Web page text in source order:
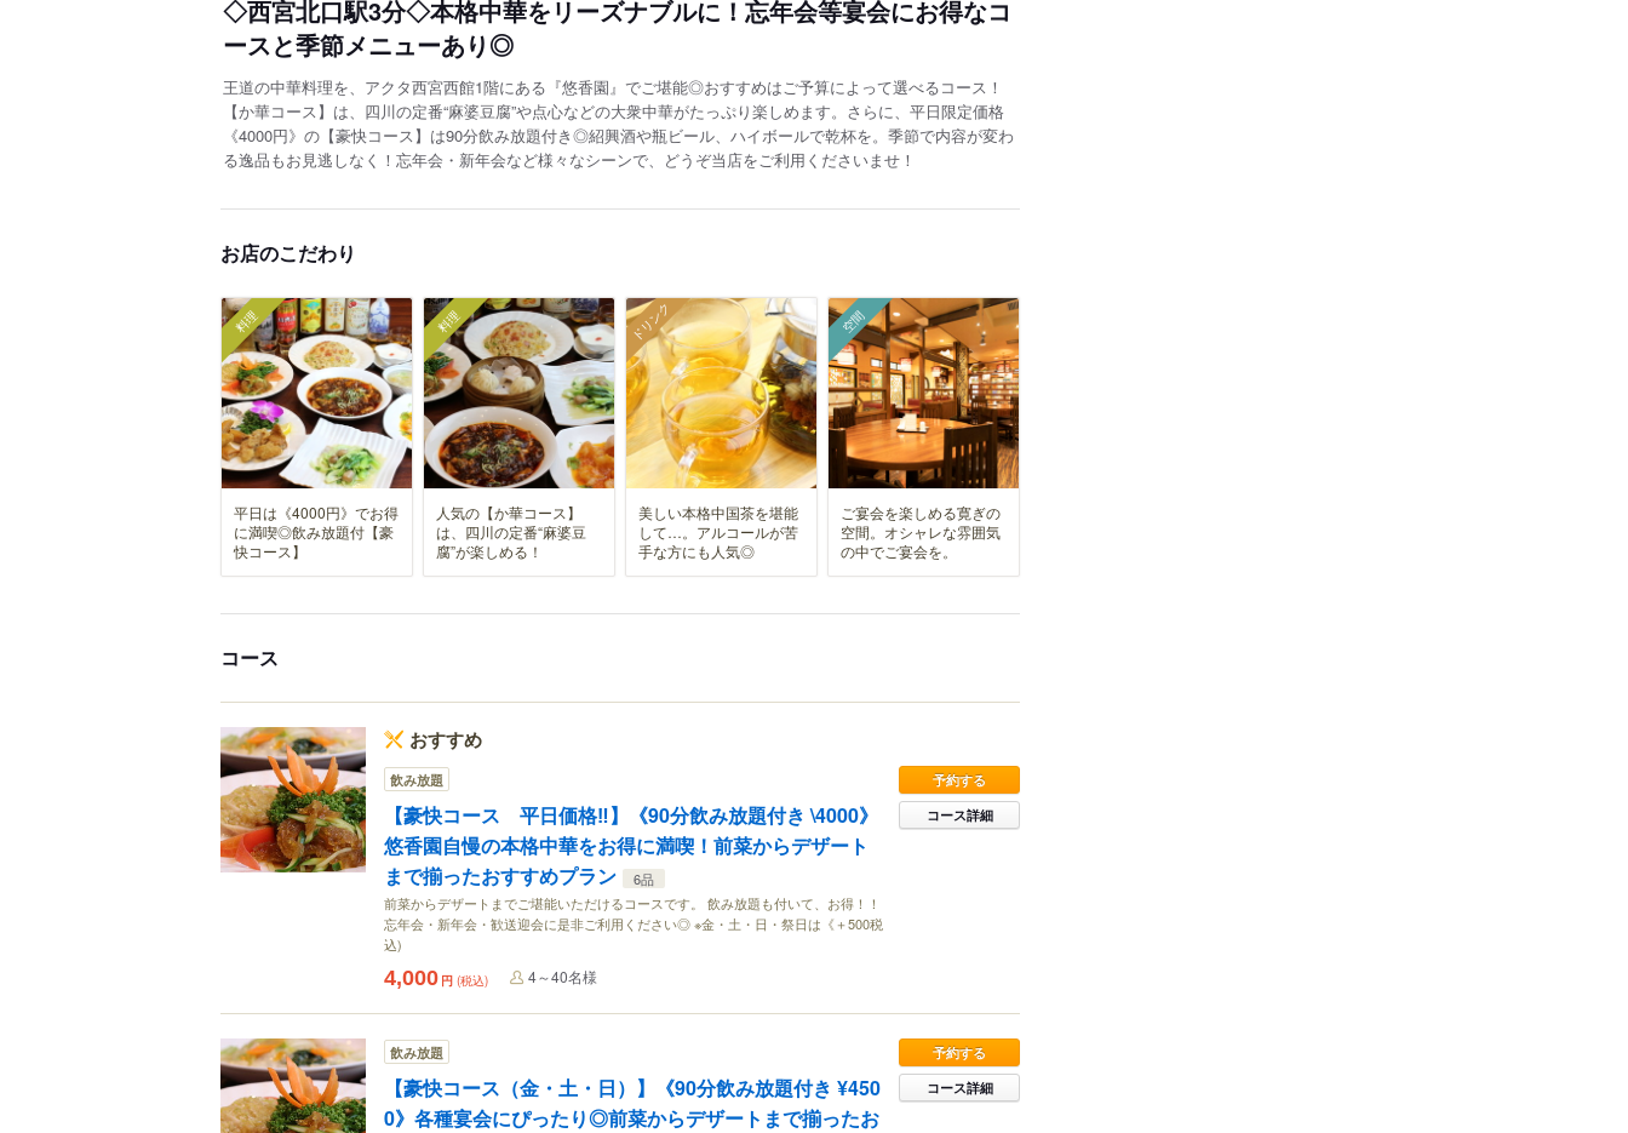
◇西宮北口駅3分◇本格中華をリーズナブルに！忘年会等宴会にお得なコ
ースと季節メニューあり◎
王道の中華料理を、アクタ西宮西館1階にある『悠香園』でご堪能◎おすすめはご予算によって選べるコース！
【か華コース】は、四川の定番“麻婆豆腐”や点心などの大衆中華がたっぷり楽しめます。さらに、平日限定価格
《4000円》の【豪快コース】は90分飲み放題付き◎紹興酒や瓶ビール、ハイボールで乾杯を。季節で内容が変わ
る逸品もお見逃しなく！忘年会・新年会など様々なシーンで、どうぞ当店をご利用くださいませ！
お店のこだわり
料理
平日は《4000円》でお得
に満喫◎飲み放題付【豪
快コース】
料理
人気の【か華コース】
は、四川の定番“麻婆豆
腐”が楽しめる！
ドリンク
美しい本格中国茶を堪能
して…。アルコールが苦
手な方にも人気◎
空間
ご宴会を楽しめる寛ぎの
空間。オシャレな雰囲気
の中でご宴会を。
コース
おすすめ
飲み放題
【豪快コース 平日価格‼】《90分飲み放題付き \4000》
悠香園自慢の本格中華をお得に満喫！前菜からデザート
まで揃ったおすすめプラン
6品
前菜からデザートまでご堪能いただけるコースです。 飲み放題も付いて、お得！！
忘年会・新年会・歓送迎会に是非ご利用ください◎ ※金・土・日・祭日は《＋500税
込)
予約する
コース詳細
4,000 円 (税込) 4～40名様
飲み放題
【豪快コース（金・土・日）】《90分飲み放題付き ¥450
0》各種宴会にぴったり◎前菜からデザートまで揃ったお
予約する
コース詳細